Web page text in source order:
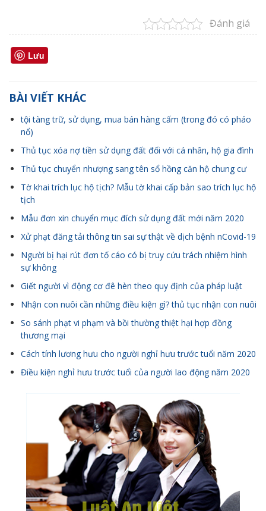
Đánh giá
Lưu
BÀI VIẾT KHÁC
tội tàng trữ, sử dụng, mua bán hàng cấm (trong đó có pháo
nổ)
Thủ tục xóa nợ tiền sử dụng đất đối với cá nhân, hộ gia đình
Thủ tục chuyển nhượng sang tên sổ hồng căn hộ chung cư
Tờ khai trích lục hộ tịch? Mẫu tờ khai cấp bản sao trích lục hộ
tịch
Mẫu đơn xin chuyển mục đích sử dụng đất mới năm 2020
Xử phạt đăng tải thông tin sai sự thật về dịch bệnh nCovid-19
Người bị hại rút đơn tố cáo có bị truy cứu trách nhiệm hình
sự không
Giết người vì động cơ đê hèn theo quy định của pháp luật
Nhận con nuôi cần những điều kiện gì? thủ tục nhận con nuôi
So sánh phạt vi phạm và bồi thường thiệt hại hợp đồng
thương mại
Cách tính lương hưu cho người nghỉ hưu trước tuổi năm 2020
Điều kiện nghỉ hưu trước tuổi của người lao động năm 2020